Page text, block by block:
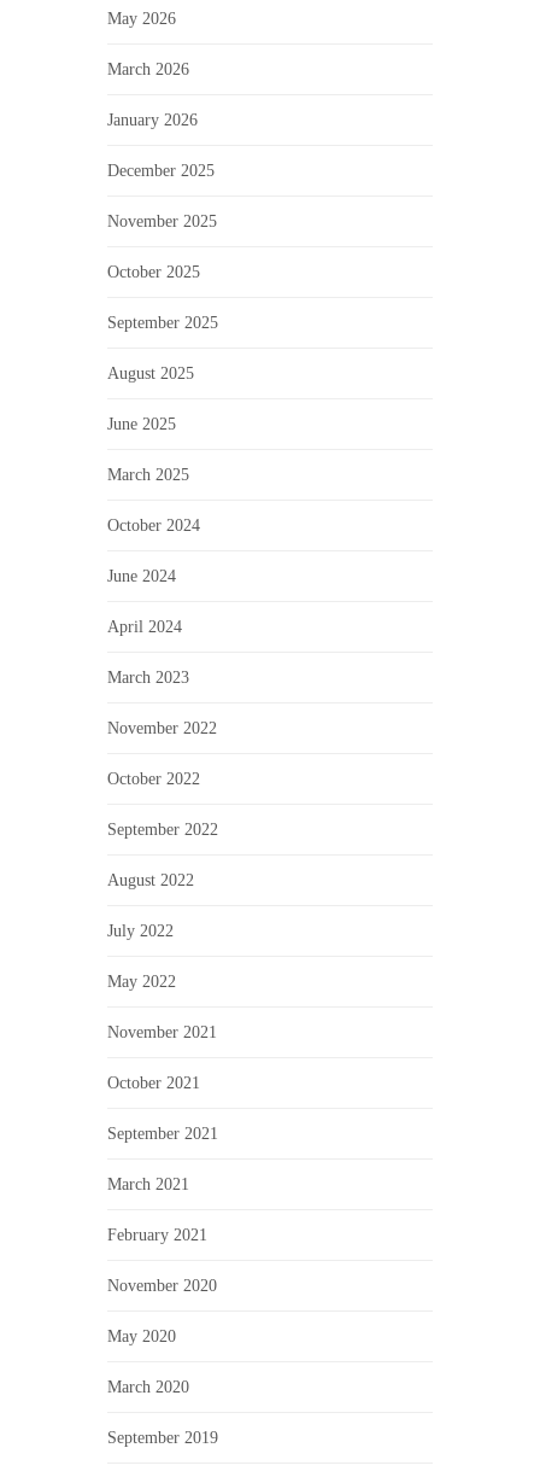
May 2026
March 2026
January 2026
December 2025
November 2025
October 2025
September 2025
August 2025
June 2025
March 2025
October 2024
June 2024
April 2024
March 2023
November 2022
October 2022
September 2022
August 2022
July 2022
May 2022
November 2021
October 2021
September 2021
March 2021
February 2021
November 2020
May 2020
March 2020
September 2019